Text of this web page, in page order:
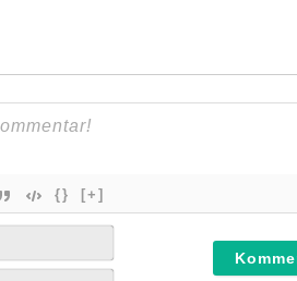
{} [+]